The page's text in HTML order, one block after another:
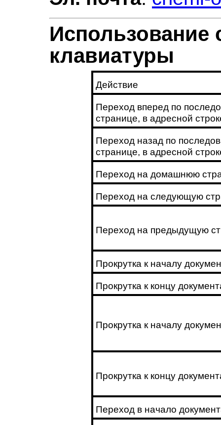
клавиатуры
Действие
Переход вперед по
странице, в адресной
Переход назад по
странице, в адресной
Переход на домашнюю
Переход на следующую
Переход на предыдущую
Прокрутка к началу
Прокрутка к концу
Прокрутка к началу
Прокрутка к концу
Переход в начало